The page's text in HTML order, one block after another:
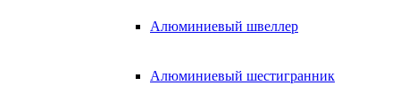
Алюминиевый швеллер
Алюминиевый шестигранник